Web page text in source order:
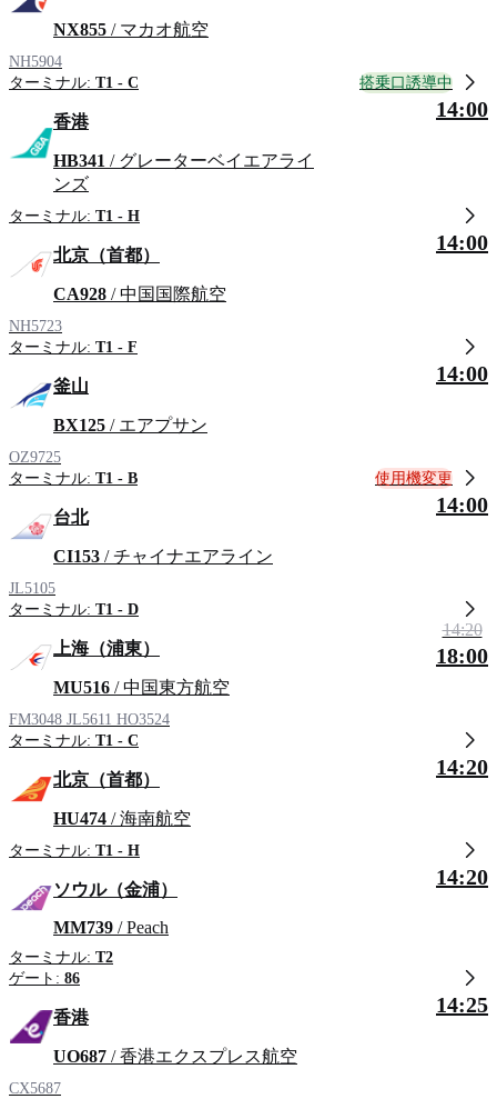
NX855 / マカオ航空
NH5904
ターミナル: T1 - C 搭乗口誘導中
香港
HB341 / グレーターベイエアライ
ンズ
ターミナル: T1 - H
14:00
北京（首都）
CA928 / 中国国際航空
NH5723
ターミナル: T1 - F
14:00
釜山
BX125 / エアプサン
OZ9725
ターミナル: T1 - B
14:00
使用機変更
台北
CI153 / チャイナエアライン
JL5105
ターミナル: T1 - D
14:00
上海（浦東）
MU516 / 中国東方航空
FM3048 JL5611 HO3524
ターミナル: T1 - C
14:20
18:00
北京（首都）
HU474 / 海南航空
ターミナル: T1 - H
14:20
ソウル（金浦）
MM739 / Peach
ターミナル: T2
ゲート: 86
14:20
香港
UO687 / 香港エクスプレス航空
CX5687
14:25